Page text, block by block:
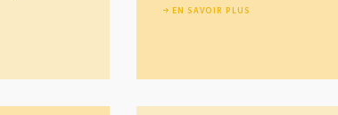
EN SAVOIR PLUS